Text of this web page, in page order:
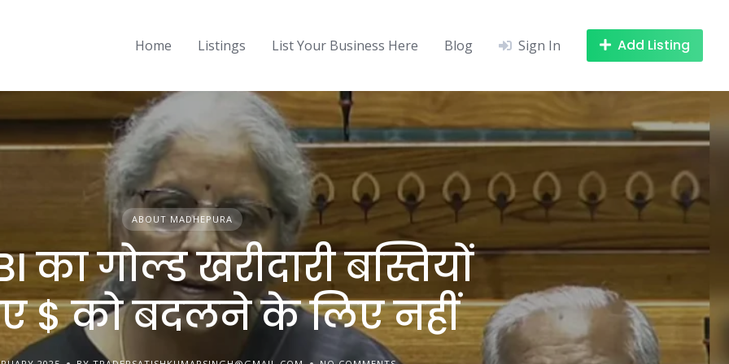
Home Listings List Your Business Here Blog Sign In Add Listing
ABOUT MADHEPURA
का गोल्ड खरीदारी बस्तियों
$ को बदलने के लिए नहीं